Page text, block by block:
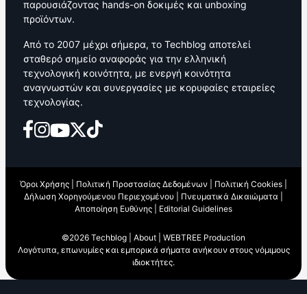
παρουσιάζοντας hands-on δοκιμές και unboxing
προϊόντων.
Από το 2007 μέχρι σήμερα, το Techblog αποτελεί
σταθερό σημείο αναφοράς για την ελληνική
τεχνολογική κοινότητα, με ενεργή κοινότητα
αναγνωστών και συνεργασίες με κορυφαίες εταιρείες
τεχνολογίας.
Όροι Χρήσης Πολιτική Προστασίας Δεδομένων Πολιτική Cookies
Δήλωση Χορηγούμενου Περιεχομένου
Πνευματικά Δικαιώματα
Αποποίηση Ευθύνης
Editorial Guidelines
©2026 Techblog | About
WEBTREE Production
Λογότυπα, επωνυμίες και εμπορικά σήματα ανήκουν στους νόμιμους
ιδιοκτήτες.